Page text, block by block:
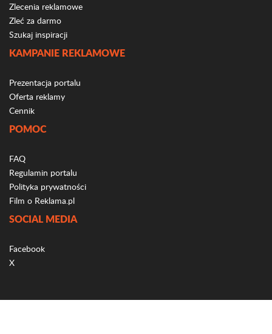
Zlecenia reklamowe
Zleć za darmo
Szukaj inspiracji
KAMPANIE REKLAMOWE
Prezentacja portalu
Oferta reklamy
Cennik
POMOC
FAQ
Regulamin portalu
Polityka prywatności
Film o Reklama.pl
SOCIAL MEDIA
Facebook
X